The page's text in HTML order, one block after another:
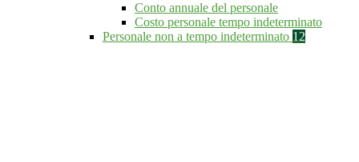
Conto annuale del personale
Costo personale tempo indeterminato
Personale non a tempo indeterminato 12